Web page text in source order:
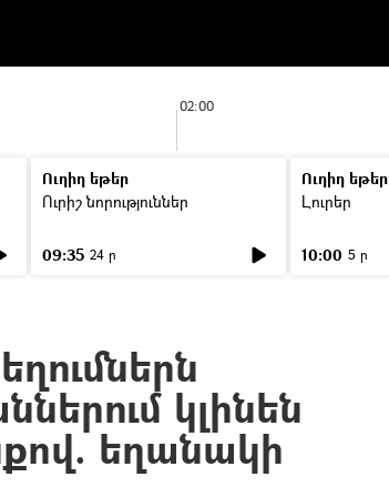
02:00
Ուղիղ եթեր
Ուրիշ նորություններ
09:35 24 ր
Ուղիղ եթեր
Լուրեր
10:00 5 ր
կլինեն
եղանակի